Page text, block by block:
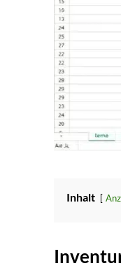
Inhalt